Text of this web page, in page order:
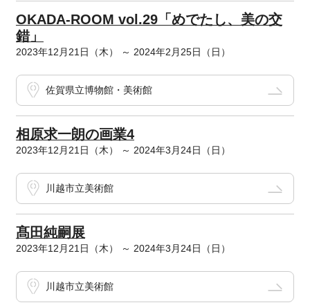
OKADA-ROOM vol.29「めでたし、美の交
錯」
2023年12月21日（木） ～ 2024年2月25日（日）
佐賀県立博物館・美術館
相原求一朗の画業4
2023年12月21日（木） ～ 2024年3月24日（日）
川越市立美術館
髙田純嗣展
2023年12月21日（木） ～ 2024年3月24日（日）
川越市立美術館